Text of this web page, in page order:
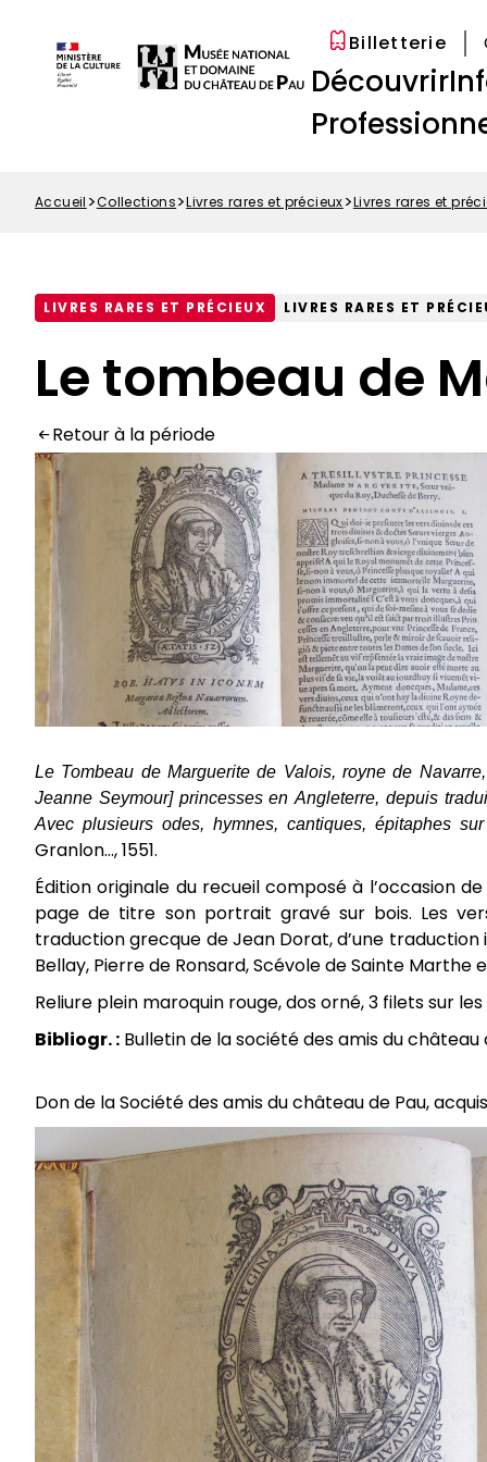
d'accessibilité
contenu
principal
Menu
Top
Billetterie
Navigation
principale
Découvrir
Accueil Collections Livres rares et précieux Livres rares et
LIVRES RARES ET PRÉCIEUX LIVRES RARES ET
Le tombeau de
Retour à la période
Le Tombeau de Marguerite de Valois, royne de
Jeanne Seymour] princesses en Angleterre, depuis
Avec plusieurs odes, hymnes, cantiques, épitaphes
Granlon…, 1551.
Édition originale du recueil composé à l’occasion
page de titre son portrait gravé sur bois. Les
traduction grecque de Jean Dorat, d’une
Bellay, Pierre de Ronsard, Scévole de Sainte
Reliure plein maroquin rouge, dos orné, 3 filets sur
Bibliogr. : Bulletin de la société des amis du château
Don de la Société des amis du château de Pau,